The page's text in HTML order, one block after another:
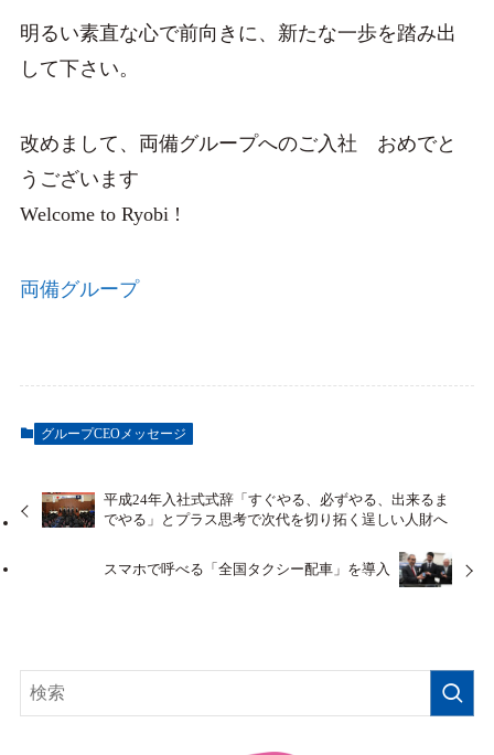
明るい素直な心で前向きに、新たな一歩を踏み出
して下さい。
改めまして、両備グループへのご入社 おめでと
うございます
Welcome to Ryobi !
両備グループ
グループCEOメッセージ
平成24年入社式式辞「すぐやる、必ずやる、出来るま
でやる」とプラス思考で次代を切り拓く逞しい人財へ
スマホで呼べる「全国タクシー配車」を導入